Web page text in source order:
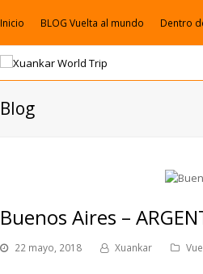
Inicio BLOG Vuelta al mundo Dentro
Blog
Buenos Aires –
22 mayo, 2018 Xuankar